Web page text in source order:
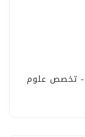
- تخصص علوم